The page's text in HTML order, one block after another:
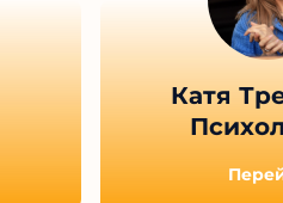
Катя